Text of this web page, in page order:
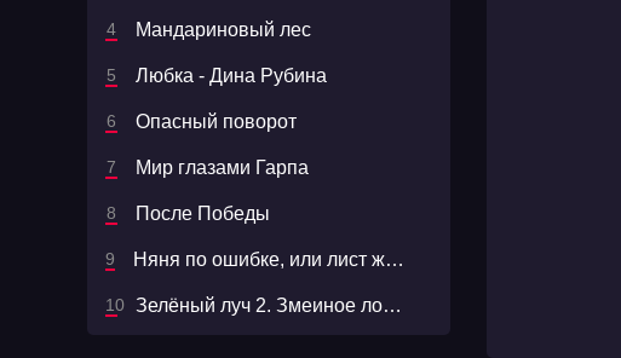
Мандариновый лес
Любка - Дина Рубина
Опасный поворот
Мир глазами Гарпа
После Победы
Няня по ошибке, или лист желаний - Наталья Мамлеева
Зелёный луч 2. Змеиное логово - Кайл Иторр